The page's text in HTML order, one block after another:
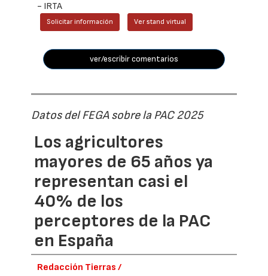
- IRTA
Solicitar información Ver stand virtual
ver/escribir comentarios
Datos del FEGA sobre la PAC 2025
Los agricultores
mayores de 65 años ya
representan casi el
40% de los
perceptores de la PAC
en España
Redacción Tierras /